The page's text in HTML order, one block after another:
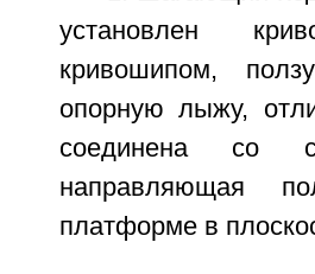
установлен
кривошипом,
опорную лыжу,
соединена со
направляющая
платформе в